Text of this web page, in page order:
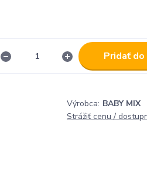
Pridať do
Výrobca: BABY MIX
Strážiť cenu /